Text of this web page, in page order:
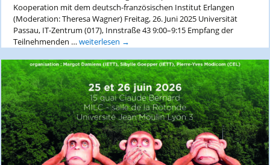
Kooperation mit dem deutsch-französischen Institut Erlangen
(Moderation: Theresa Wagner) Freitag, 26. Juni 2025 Universität
Passau, IT-Zentrum (017), Innstraße 43 9:00–9:15 Empfang der
Teilnehmenden …Internationale
“Topografien
des
Asyls.
Räumliche
Dimensionen
(trans)nationaler
Asylpraktiken
in
der
weiterlesen →